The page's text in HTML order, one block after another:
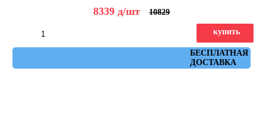
8339 д/шт 10829
БЕСПЛАТНАЯ
ДОСТАВКА
купить
Артикул: strand_r_blanco_59,3x119,3